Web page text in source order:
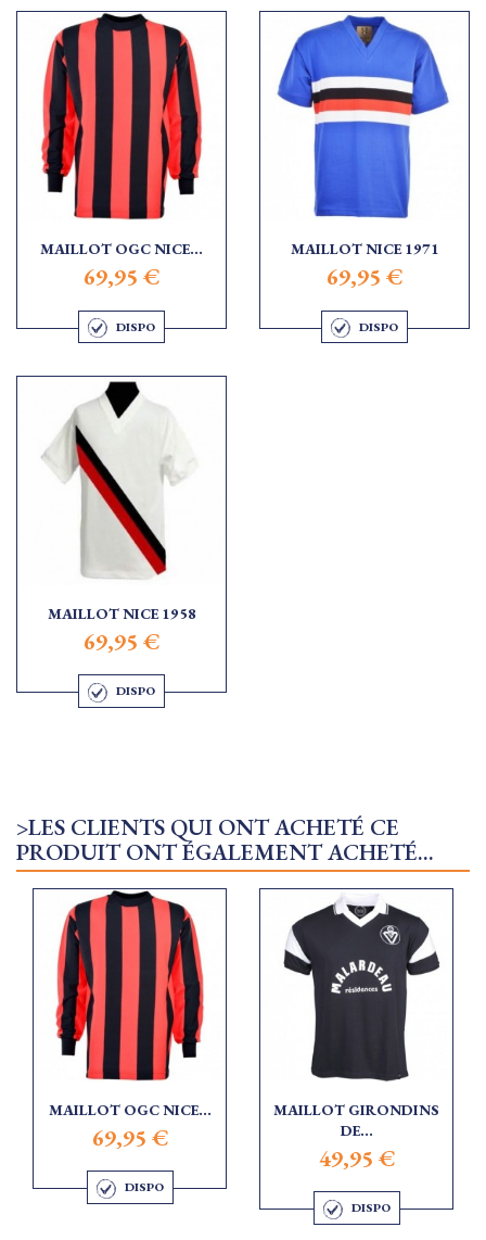
MAILLOT OGC NICE...
69,95 €
DISPO
MAILLOT NICE 1971
69,95 €
DISPO
MAILLOT NICE 1958
69,95 €
DISPO
>LES CLIENTS QUI ONT ACHETÉ CE
PRODUIT ONT ÉGALEMENT ACHETÉ...
MAILLOT OGC NICE...
69,95 €
DISPO
MAILLOT GIRONDINS
DE...
49,95 €
DISPO